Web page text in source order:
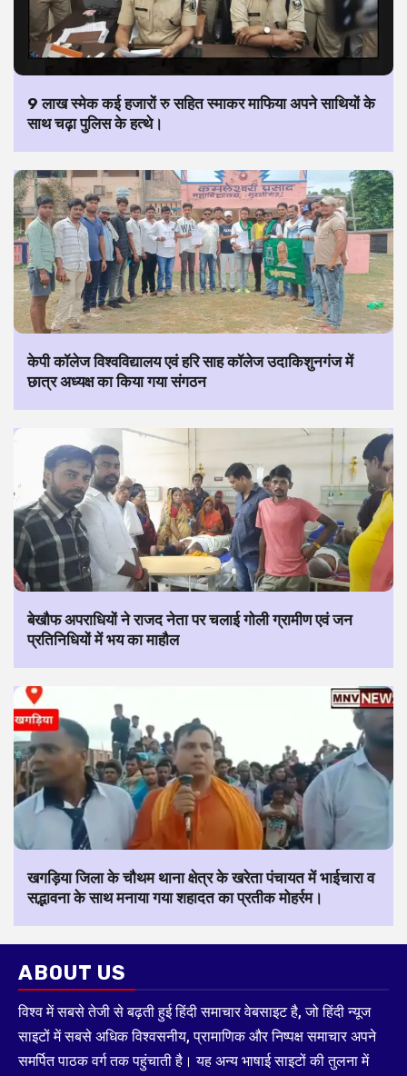
9 लाख स्मेक कई हजारों रु सहित स्माकर माफिया अपने साथियों के
साथ चढ़ा पुलिस के हत्थे।
केपी कॉलेज विश्वविद्यालय एवं हरि साह कॉलेज उदाकिशुनगंज में
छात्र अध्यक्ष का किया गया संगठन
बेखौफ अपराधियों ने राजद नेता पर चलाई गोली ग्रामीण एवं जन
प्रतिनिधियों में भय का माहौल
खगड़िया जिला के चौथम थाना क्षेत्र के खरेता पंचायत में भाईचारा व
सद्भावना के साथ मनाया गया शहादत का प्रतीक मोहर्रम।
ABOUT US
विश्व में सबसे तेजी से बढ़ती हुई हिंदी समाचार वेबसाइट है, जो हिंदी न्यूज
साइटों में सबसे अधिक विश्वसनीय, प्रामाणिक और निष्पक्ष समाचार अपने
समर्पित पाठक वर्ग तक पहुंचाती है। यह अन्य भाषाई साइटों की तुलना में